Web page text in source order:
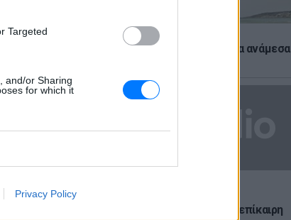
Targeted
and/or Sharing
for which it
Privacy Policy
Πώς να αποφύγεις το σύγκαμα ανάμεσα
νεοπλουτισμό και παραμένει επίκαιρη
σας